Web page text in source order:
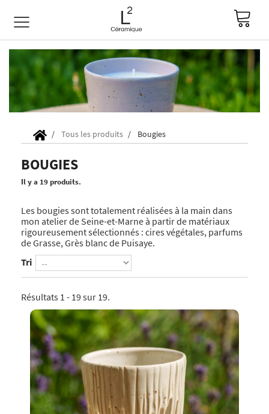
Tous les produits Bougies
BOUGIES
Il y a 19 produits.
Les bougies sont totalement réalisées à la main dans
mon atelier de Seine-et-Marne à partir de matériaux
rigoureusement sélectionnés : cires végétales, parfums
de Grasse, Grès blanc de Puisaye.
Tri
Résultats 1 - 19 sur 19.